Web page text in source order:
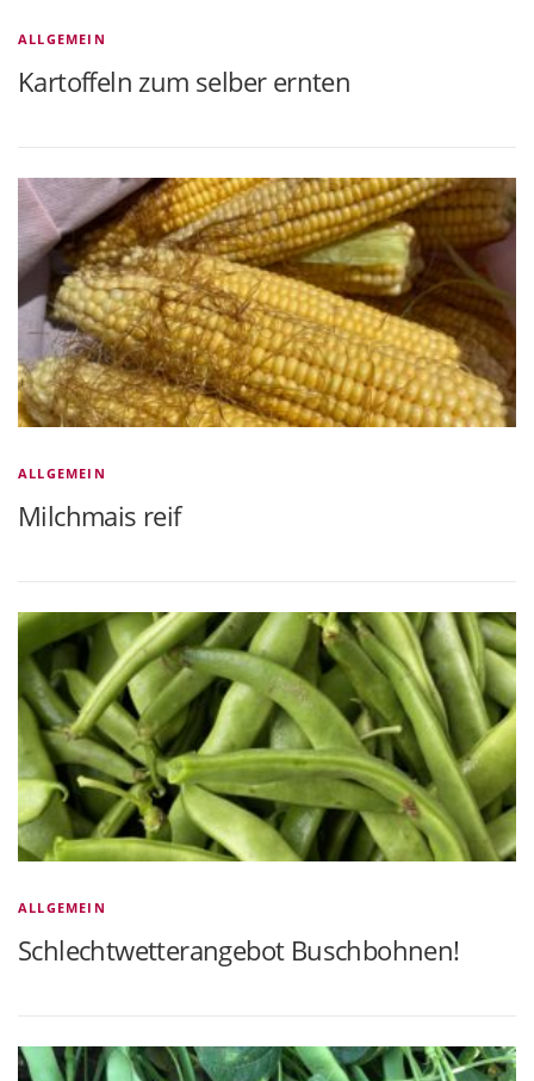
ALLGEMEIN
Kartoffeln zum selber ernten
ALLGEMEIN
Milchmais reif
ALLGEMEIN
Schlechtwetterangebot Buschbohnen!